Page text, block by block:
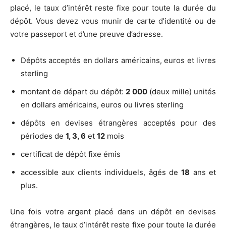
placé, le taux d’intérêt reste fixe pour toute la durée du
dépôt. Vous devez vous munir de carte d’identité ou de
votre passeport et d’une preuve d’adresse.
Dépôts acceptés en dollars américains, euros et livres
sterling
montant de départ du dépôt: 2 000(deux mille) unités
en dollars américains, euros ou livres sterling
dépôts en devises étrangères acceptés pour des
périodes de 1, 3, 6 et 12 mois
certificat de dépôt fixe émis
accessible aux clients individuels, âgés de18 ans et
plus.
Une fois votre argent placé dans un dépôt en devises
étrangères, le taux d’intérêt reste fixe pour toute la durée